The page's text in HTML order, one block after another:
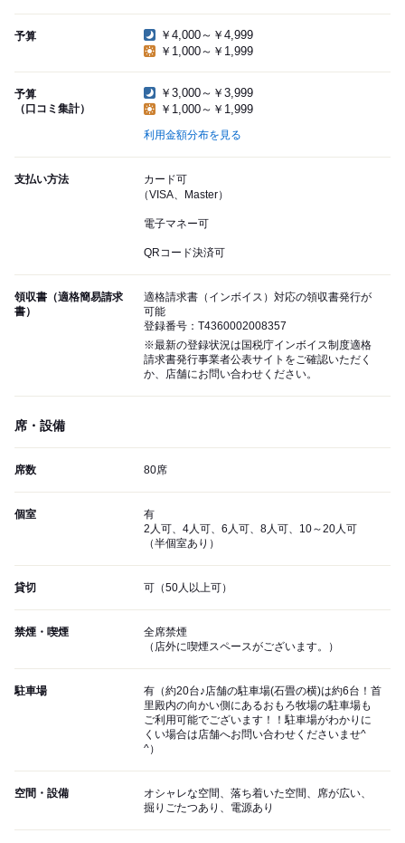
予算
￥4,000～￥4,999
￥1,000～￥1,999
予算
（口コミ集計）
￥3,000～￥3,999
￥1,000～￥1,999
利用金額分布を見る
支払い方法
カード可
（VISA、Master）
電子マネー可
QRコード決済可
領収書（適格簡易請求
書）
適格請求書（インボイス）対応の領収書発行が
可能
登録番号：T4360002008357
※最新の登録状況は国税庁インボイス制度適格
請求書発行事業者公表サイトをご確認いただく
か、店舗にお問い合わせください。
席・設備
席数 80席
個室
有
2人可、4人可、6人可、8人可、10～20人可
（半個室あり）
貸切 可（50人以上可）
禁煙・喫煙
全席禁煙
（店外に喫煙スペースがございます。）
駐車場
有（約20台♪店舗の駐車場(石畳の横)は約6台！首
里殿内の向かい側にあるおもろ牧場の駐車場も
ご利用可能でございます！！駐車場がわかりに
くい場合は店舗へお問い合わせくださいませ^
^）
空間・設備
オシャレな空間、落ち着いた空間、席が広い、
掘りごたつあり、電源あり